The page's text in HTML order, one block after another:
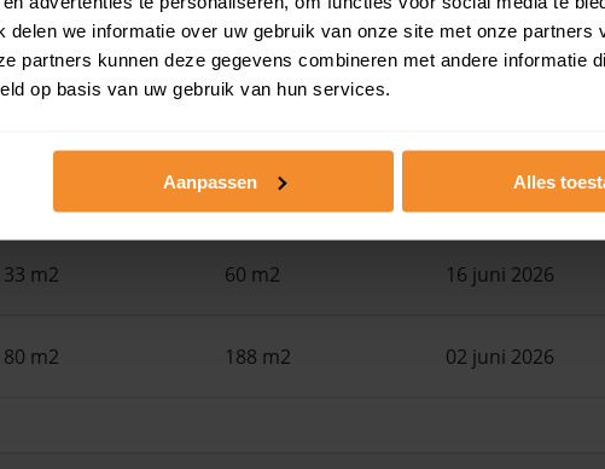
delen we informatie over uw gebruik van onze site met onze partners
partners kunnen deze gegevens combineren met andere informatie
op basis van uw gebruik van hun services.
Aanpassen Alles
24 m2 28 m2 30 juni 2026
186 m2 17 juni 2026
33 m2 60 m2 16 juni 2026
80 m2 188 m2 02 juni 2026